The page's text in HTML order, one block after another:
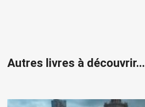
Autres livres à découvrir...